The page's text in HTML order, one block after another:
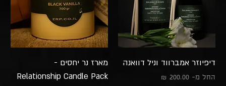
דיפיוזר אמברווד וניל דוואנה
החל מ-
מחיר מבצע
מארז נר יחסים -
Relationship Candle Pack